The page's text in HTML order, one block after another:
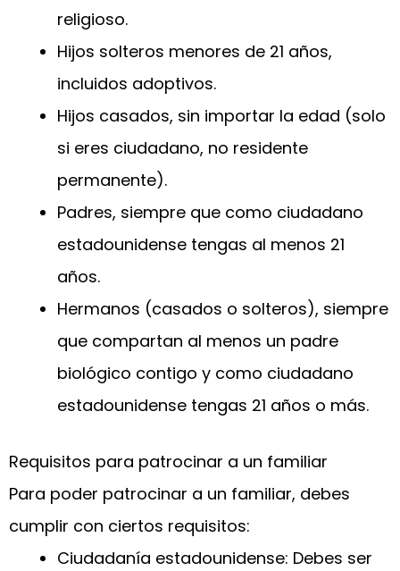
religioso.
Hijos solteros menores de 21 años,
incluidos adoptivos.
Hijos casados, sin importar la edad (solo
si eres ciudadano, no residente
permanente).
Padres, siempre que como ciudadano
estadounidense tengas al menos 21
años.
Hermanos (casados o solteros), siempre
que compartan al menos un padre
biológico contigo y como ciudadano
estadounidense tengas 21 años o más.
Requisitos para patrocinar a un familiar
Para poder patrocinar a un familiar, debes
cumplir con ciertos requisitos:
Ciudadanía estadounidense: Debes ser